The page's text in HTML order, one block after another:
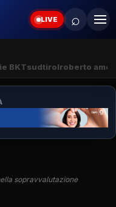
LIVE ⌕
BKTsudtirolroberto
sopravvalutazione